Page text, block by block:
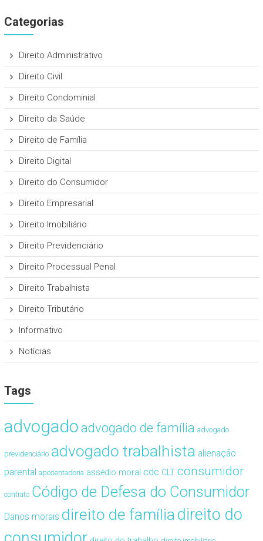
Categorias
Direito Administrativo
Direito Civil
Direito Condominial
Direito da Saúde
Direito de Família
Direito Digital
Direito do Consumidor
Direito Empresarial
Direito Imobiliário
Direito Previdenciário
Direito Processual Penal
Direito Trabalhista
Direito Tributário
Informativo
Notícias
Tags
advogado advogado de família advogado
previdenciário advogado trabalhista alienação
parental aposentadoria assédio moral cdc CLT consumidor
contrato Código de Defesa do Consumidor
Danos morais direito de famíliadireito do